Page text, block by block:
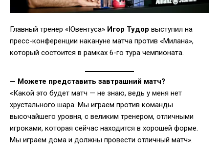
Главный тренер «Ювентуса» Игор Тудор выступил на
пресс-конференции накануне матча против «Милана»,
который состоится в рамках 6-го тура чемпионата.
— Можете представить завтрашний матч?
«Какой это будет матч — не знаю, ведь у меня нет
хрустального шара. Мы играем против команды
высочайшего уровня, с великим тренером, отличными
игроками, которая сейчас находится в хорошей форме.
Мы играем дома и должны провести отличный матч».